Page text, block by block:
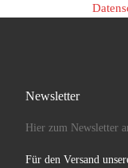
Newsletter
Hier zum Newsletter
Für den Versand